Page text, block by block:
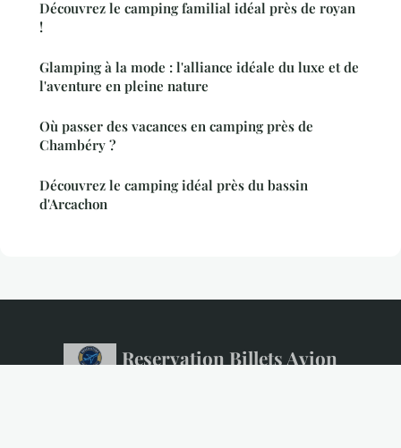
Découvrez le camping familial idéal près de royan
!
Glamping à la mode : l'alliance idéale du luxe et de
l'aventure en pleine nature
Où passer des vacances en camping près de
Chambéry ?
Découvrez le camping idéal près du bassin
d'Arcachon
Reservation Billets Avion